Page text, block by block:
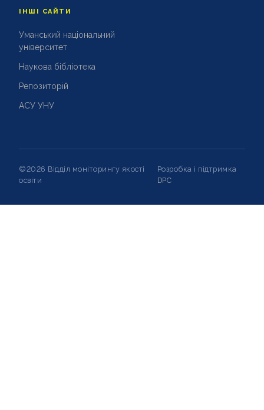
ІНШІ САЙТИ
Уманський національний
університет
Наукова бібліотека
Репозиторій
АСУ УНУ
©2026 Відділ моніторингу якості
освіти
Розробка і підтримка
DPC